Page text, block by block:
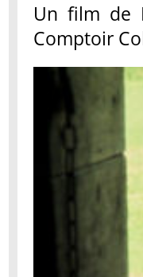
Un film de
Comptoir